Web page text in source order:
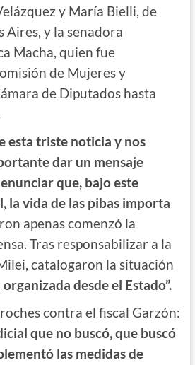
y María Bielli, de
Aires, y la senadora
Macha, quien fue
de Mujeres y
de Diputados hasta
esta triste noticia y nos
dar un mensaje
que, bajo este
la vida de las pibas importa
apenas comenzó la
Tras responsabilizar a la
catalogaron la situación
organizada desde el Estado”.
contra el fiscal Garzón:
que no buscó, que buscó
las medidas de